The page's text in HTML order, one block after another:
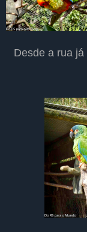
Desde a rua